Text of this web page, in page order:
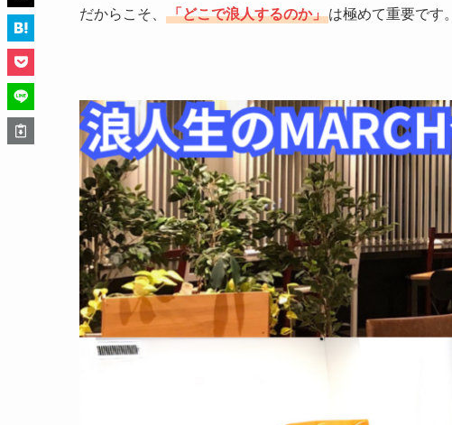
だからこそ、 「どこで浪人するのか」は極めて重要です。